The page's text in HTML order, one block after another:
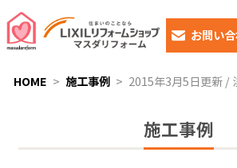
お問い
HOME 施工事例 2015年3月5日更新 /
施工事例